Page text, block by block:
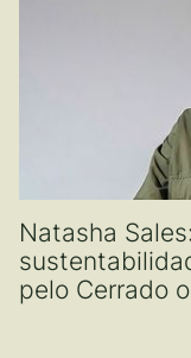
Natasha
pelo Cerrado